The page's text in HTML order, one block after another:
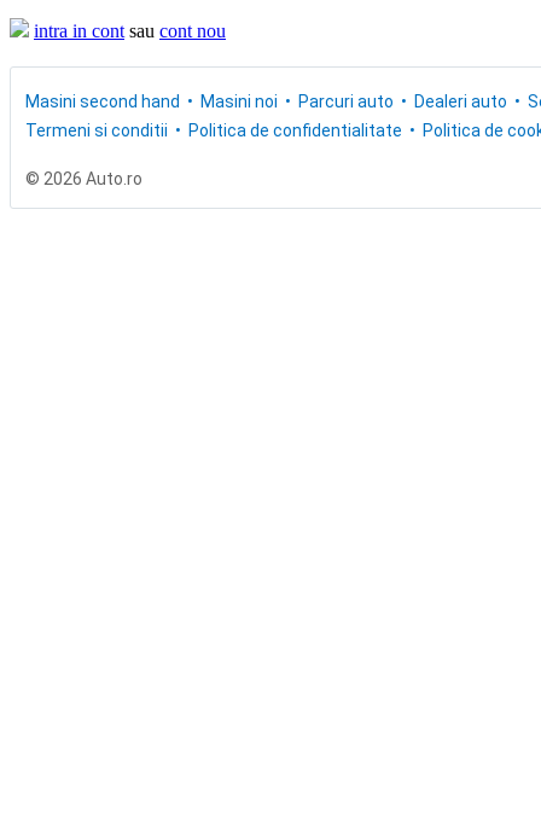
intra in cont sau cont nou
Masini second hand Masini noi Parcuri auto Dealeri auto
Termeni si conditii
Politica de confidentialitate Politica de
© 2026 Auto.ro